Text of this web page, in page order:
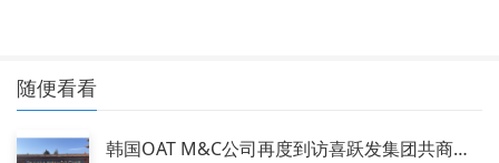
随便看看
01-26 韩国OAT M&C公司再度到访喜跃发集团共商合作​